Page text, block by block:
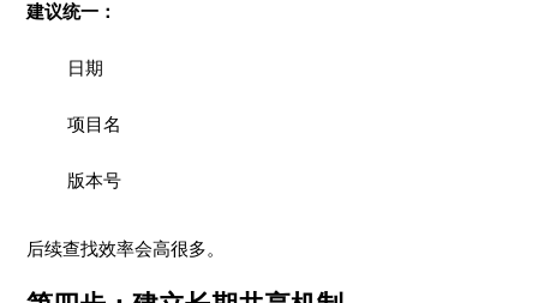
建议统一：
日期
项目名
版本号
后续查找效率会高很多。